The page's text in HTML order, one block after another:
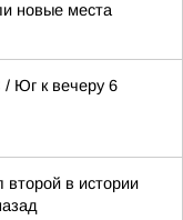
новые места
Юг к вечеру 6
в истории